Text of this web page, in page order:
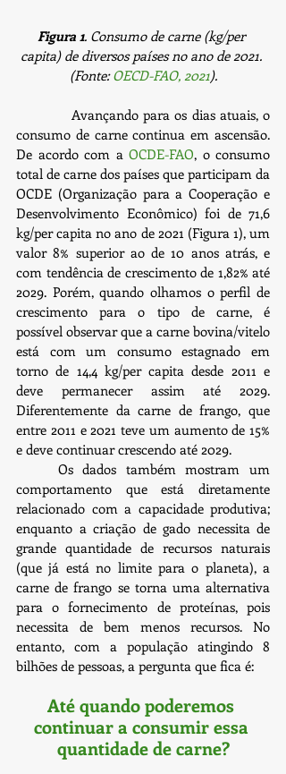
Figura 1. Consumo de carne (kg/per
capita) de diversos países no ano de 2021.
(Fonte: OECD-FAO, 2021).
consumo de carne continua em ascensão.
De acordo com a OCDE-FAO, o consumo
total de carne dos países que participam da
OCDE (Organização para a Cooperação e
Desenvolvimento Econômico) foi de 71,6
kg/per capita no ano de 2021 (Figura 1), um
valor 8% superior ao de 10 anos atrás, e
com tendência de crescimento de 1,82% até
2029. Porém, quando olhamos o perfil de
crescimento para o tipo de carne, é
possível observar que a carne bovina/vitelo
está com um consumo estagnado em
torno de 14,4 kg/per capita desde 2011 e
deve permanecer assim até 2029.
Diferentemente da carne de frango, que
entre 2011 e 2021 teve um aumento de 15%
e deve continuar crescendo até 2029.
comportamento que está diretamente
relacionado com a capacidade produtiva;
enquanto a criação de gado necessita de
grande quantidade de recursos naturais
(que já está no limite para o planeta), a
carne de frango se torna uma alternativa
para o fornecimento de proteínas, pois
necessita de bem menos recursos. No
entanto, com a população atingindo 8
bilhões de pessoas, a pergunta que fica é:
Até quando poderemos
continuar a consumir essa
quantidade de carne?